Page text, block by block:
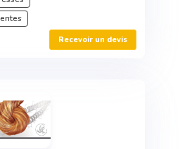
Recevoir un devis